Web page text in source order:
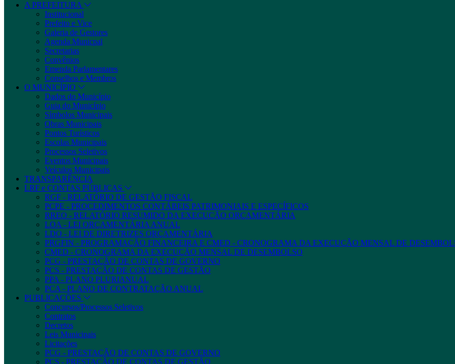
A PREFEITURA
Institucional
Prefeito e Vice
Galeria de Gestores
Agenda Municpal
Secretarias
Convênios
Emenda Parlamentares
Conselhos e Membros
O MUNICÍPIO
Dados do Município
Guia do Município
Símbolos Municipais
Obras Municipais
Pontos Turísticos
Escolas Municipais
Processos Seletivos
Eventos Municipais
Veículos Municipais
TRANSPARÊNCIA
LRF e CONTAS PÚBLICAS
RGF - RELATÓRIO DE GESTÃO FISCAL
PCPE - PROCEDIMENTOS CONTÁBEIS PATRIMONIAIS E ESPECÍFICOS
RREO - RELATÓRIO RESUMIDO DA EXECUÇÃO ORÇAMENTÁRIA
LOA - LEI ORÇAMENTÁRIA ANUAL
LDO - LEI DE DIRETRIZES ORÇAMENTÁRIA
PRGFIN - PROGRAMAÇÃO FINANCEIRA E CMED - CRONOGRAMA DA EXECUÇÃO MENSAL DE
CMED - CRONOGRAMA DA EXECUÇÃO MENSAL DE DESEMBOLSO
PCG - PRESTAÇÃO DE CONTAS DE GOVERNO
PCS - PRESTAÇÃO DE CONTAS DE GESTÃO
PPA - PLANO PLURIANUAL
PCA - PLANO DE CONTRATAÇÃO ANUAL
PUBLICAÇÕES
Concursos/Processos Seletivos
Contratos
Decretos
Leis Municipais
Licitações
PCG - PRESTAÇÃO DE CONTAS DE GOVERNO
PCS - PRESTAÇÃO DE CONTAS DE GESTÃO